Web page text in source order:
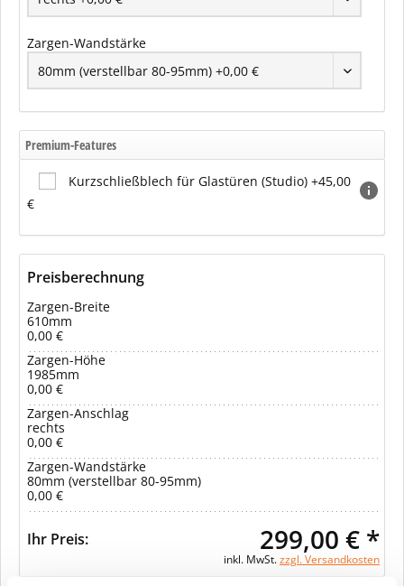
Zargen-Wandstärke
Premium-Features
Kurzschließblech für Glastüren (Studio) +45,00
€
Preisberechnung
Zargen-Breite
610mm
0,00 €
Zargen-Höhe
1985mm
0,00 €
Zargen-Anschlag
rechts
0,00 €
Zargen-Wandstärke
80mm (verstellbar 80-95mm)
0,00 €
Ihr Preis: 299,00 € *
inkl. MwSt.zzgl. Versandkosten